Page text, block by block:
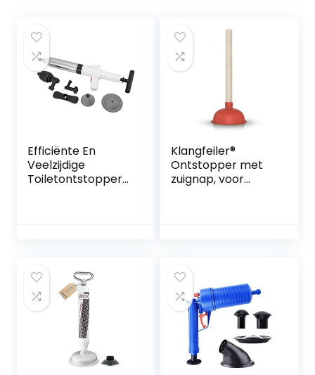
Efficiënte En
Veelzijdige
Toiletontstopper
Handgreep,
Visuele Meter En
Vormvast
Materiaal Inclusief
Meerdere Bagger
Klangfeiler®
Ontstopper met
zuignap, voor